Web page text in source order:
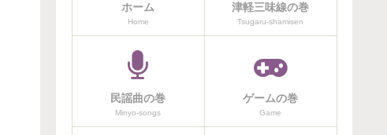
ホーム
Home
津軽三味線の巻
Tsugaru-shamisen
民謡曲の巻
Minyo-songs
ゲームの巻
Game